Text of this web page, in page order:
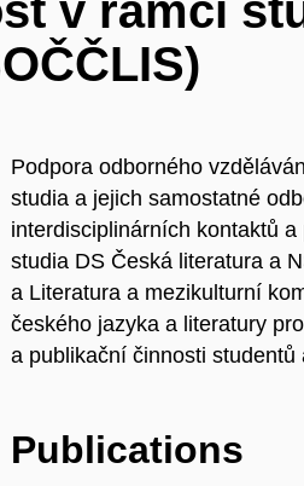
v rámci
Podpora odborného
studia a jejich samostatné
interdisciplinárních kontaktů
studia DS Česká literatura a
a Literatura a mezikulturní
českého jazyka a literatury
a publikační činnosti
Publications